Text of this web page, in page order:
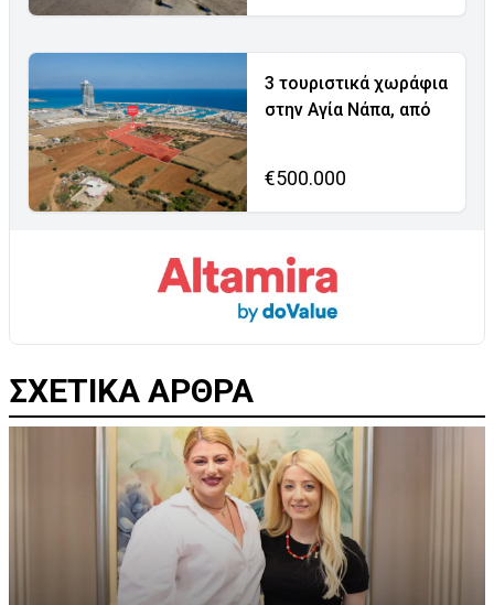
3 τουριστικά χωράφια
στην Αγία Νάπα, από
€500.000
ΣΧΕΤΙΚΑ ΑΡΘΡΑ